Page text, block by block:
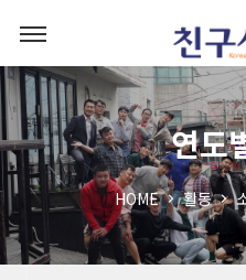
연도
HOME 활동